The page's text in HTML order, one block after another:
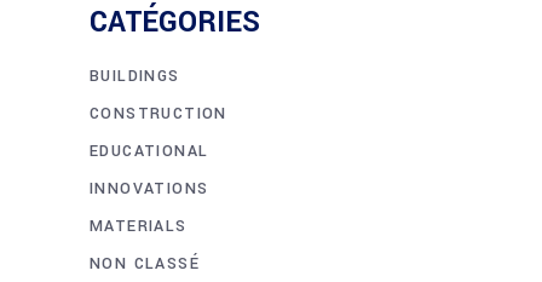
CATÉGORIES
BUILDINGS
CONSTRUCTION
EDUCATIONAL
INNOVATIONS
MATERIALS
NON CLASSÉ